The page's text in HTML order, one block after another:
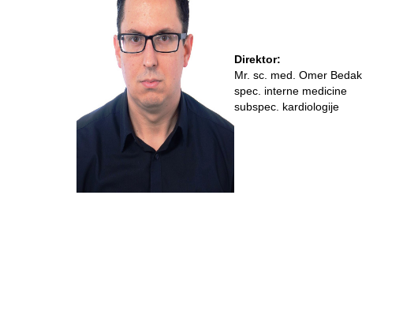
Direktor:
Mr. sc. med. Omer Bedak
spec. interne medicine
subspec. kardiologije